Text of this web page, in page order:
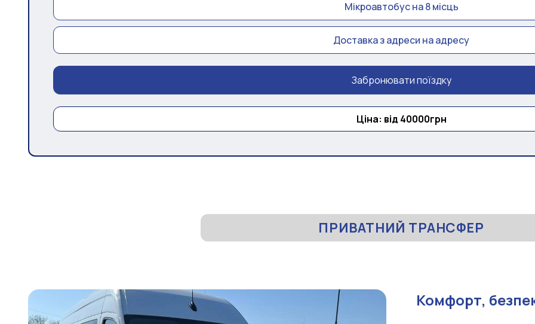
Мікроавтобус на 8 місць
Доставка з адреси на адресу
Забронювати поїздку
Ціна: від 40000грн
ПРИВАТНИЙ ТРАНСФЕР
Комфорт,